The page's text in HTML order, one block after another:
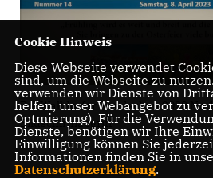
Die Walldorfer Rundschau 2023 Nr.
Bildschirmabgriff
Cookie Hinweis
Diese Webseite verwendet
sind, um die Webseite zu
verwenden wir Dienste von
helfen, unser Webangebot zu
Optmierung). Für die
Dienste, benötigen wir Ihre
Einwilligung können Sie
Informationen finden Sie in
Datenschutzerklärung.